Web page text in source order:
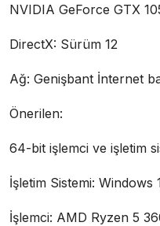
NVIDIA GeForce GTX
DirectX: Sürüm 12
Ağ: Genişbant İnternet
Önerilen:
64-bit işlemci ve işletim
İşletim Sistemi:
İşlemci: AMD Ryzen 5